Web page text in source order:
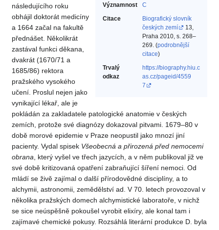
Významnost
C
Citace
Biografický slovník
českých zemí
13,
Praha 2010, s. 268–
269. (podrobnější
citace)
Trvalý
odkaz
https://biography.hiu.c
as.cz/pageid/4559
7
následujícího roku
obhájil doktorát medicíny
a 1664 začal na fakultě
přednášet. Několikrát
zastával funkci děkana,
dvakrát (1670/71 a
1685/86) rektora
pražského vysokého
učení. Proslul nejen jako
vynikající lékař, ale je
pokládán za zakladatele patologické anatomie v českých
zemích, protože své diagnózy dokazoval pitvami. 1679–80 v
době morové epidemie v Praze neopustil jako mnozí jiní
pacienty. Vydal spisek Všeobecná a přirozená před nemocemi
obrana , který vyšel ve třech jazycích, a v něm publikoval již ve
své době kritizovaná opatření zabraňující šíření nemoci. Od
mládí se živě zajímal o další přírodovědné disciplíny, a to
alchymii, astronomii, zemědělství ad. V 70. letech provozoval v
několika pražských domech alchymistické laboratoře, v nichž
se sice neúspěšně pokoušel vyrobit elixíry, ale konal tam i
zajímavé chemické pokusy. Rozsáhlá literární produkce D. byla